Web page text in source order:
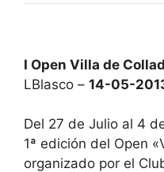
I Open Villa de
LBlasco – 14-05-
Del 27 de Julio al 4
1ª edición del Open
organizado por el